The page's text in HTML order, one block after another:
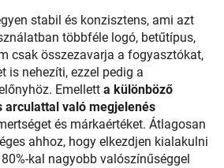
stabil és konzisztens, ami azt
többféle logó, betűtípus,
csak összezavarja a fogyasztókat,
is nehezíti, ezzel pedig a
Emellett a különböző
arculattal való megjelenés
és márkaértéket. Átlagosan
ahhoz, hogy elkezdjen kialakulni
kal nagyobb valószínűséggel